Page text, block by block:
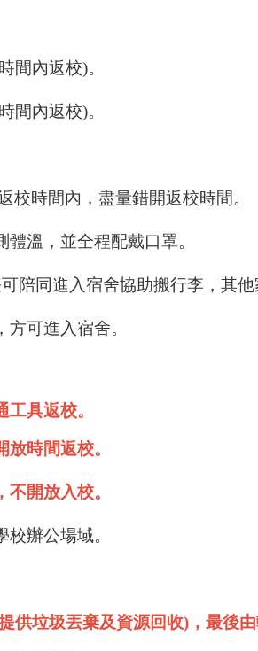
間內返校)。
間內返校)。
時間內，盡量錯開返校時間。
溫，並全程配戴口罩。
陪同進入宿舍協助搬行李，其他
可進入宿舍。
具返校。
時間返校。
不開放入校。
辦公場域。
垃圾丟棄及資源回收)，最後